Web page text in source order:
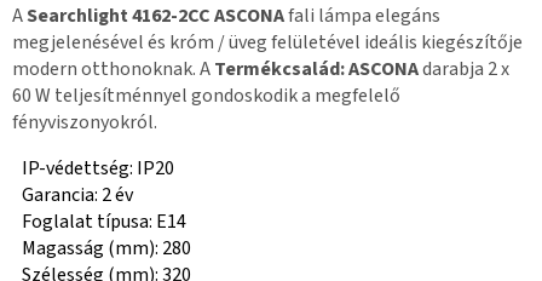
ASearchlight 4162-2CC ASCONAfali lámpa elegáns
megjelenésével és króm / üveg felületével ideális kiegészítője
modern otthonoknak. ATermékcsalád: ASCONAdarabja 2 x
60 W teljesítménnyel gondoskodik a megfelelő
fényviszonyokról.
IP-védettség: IP20
Garancia: 2 év
Foglalat típusa: E14
Magasság (mm): 280
Szélesség (mm): 320